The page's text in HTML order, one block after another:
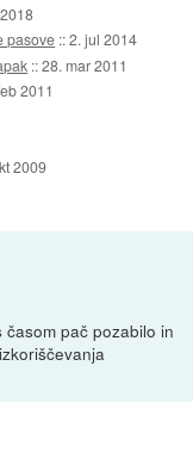
pasove ::2. jul 2014
::28. mar 2011
2011
2009
pač pozabilo in